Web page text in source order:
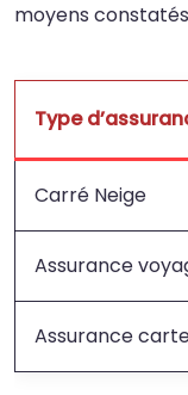
moyens
Type
Carré Neige
Assurance
Assurance